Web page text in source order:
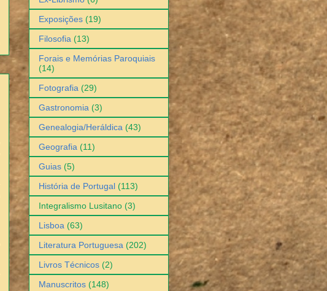
Exposições (19)
Filosofia (13)
Forais e Memórias Paroquiais
(14)
Fotografia (29)
Gastronomia (3)
Genealogia/Heráldica (43)
Geografia (11)
Guias (5)
História de Portugal (113)
Integralismo Lusitano (3)
Lisboa (63)
Literatura Portuguesa (202)
Livros Técnicos (2)
Manuscritos (148)